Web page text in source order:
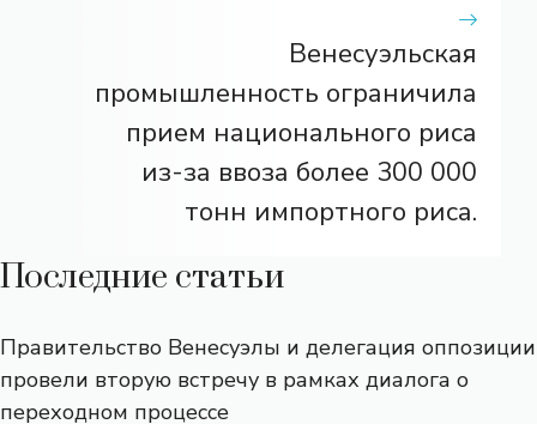
Венесуэльская
промышленность ограничила
прием национального риса
из-за ввоза более 300 000
тонн импортного риса.
Последние статьи
Правительство Венесуэлы и делегация оппозиции
провели вторую встречу в рамках диалога о
переходном процессе